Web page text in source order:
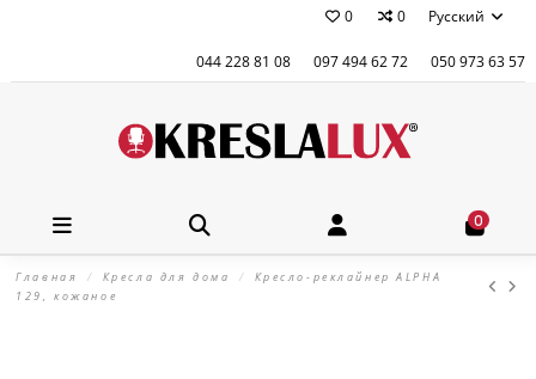
0 0 Русский
044 228 81 08 097 494 62 72 050 973 63 57
0
Главная Кресла для дома
Кресло-реклайнер ALPHA
129, кожаное